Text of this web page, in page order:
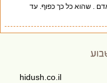
. שהוא כל כך כפוף. עד
hidush.co.il